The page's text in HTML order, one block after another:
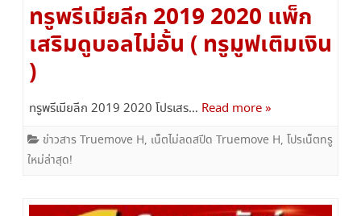
ทรูพรีเมียลีก 2019 2020 แพ็ก
เสริมดูบอลไม่อั้น ( ทรูมูฟเติมเงิน
)
ทรูพรีเมียลีก 2019 2020 โปรเสร… Read more »
ข่าวสาร Truemove H, เน็ตไม่ลดสปีด Truemove H, โปรเน็ตทรู
ใหม่ล่าสุด!